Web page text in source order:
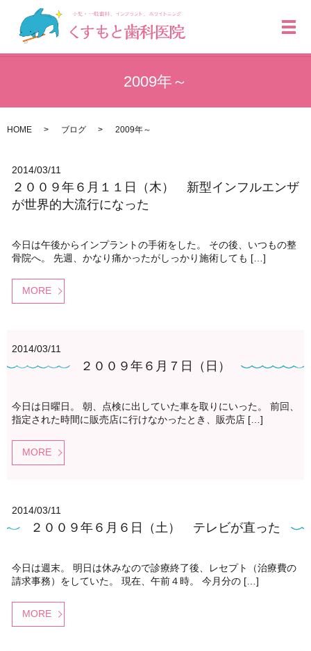
メ
2009年～
HOME ブログ 2009年～
2014/03/11
２００９年６月１１日（木） 新型インフルエンザ
が世界的大流行になった
今日は午後からインプラントの手術をした。 その後、いつもの整
骨院へ。 先週、かなり痛かったがしっかり施術しても […]
MORE
2014/03/11
２００９年６月７日（日）
今日は日曜日。 朝、点検に出していた車を取りにいった。 前回、
指定された時間に販売店に行けなかったとき、販売店 […]
MORE
2014/03/11
２００９年６月６日（土） テレビが直った
今日は週末。 明日は休みなので診療終了後、レセプト（治療費の
請求事務）をしていた。 現在、午前４時。 今月分の […]
MORE